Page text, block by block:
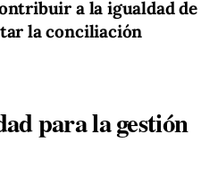
a la igualdad de
la conciliación
para la gestión